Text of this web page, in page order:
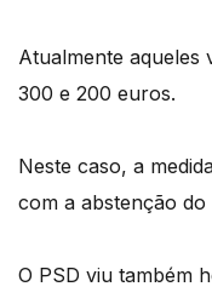
Atualmente aqueles
300 e 200 euros.
Neste caso, a
com a abstenção do
O PSD viu também